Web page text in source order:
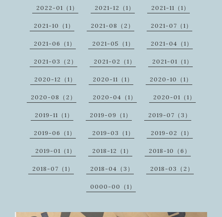
2022-01（1） 2021-12（1） 2021-11（1）
2021-10（1） 2021-08（2） 2021-07（1）
2021-06（1） 2021-05（1） 2021-04（1）
2021-03（2） 2021-02（1） 2021-01（1）
2020-12（1） 2020-11（1） 2020-10（1）
2020-08（2） 2020-04（1） 2020-01（1）
2019-11（1） 2019-09（1） 2019-07（3）
2019-06（1） 2019-03（1） 2019-02（1）
2019-01（1） 2018-12（1） 2018-10（6）
2018-07（1） 2018-04（3） 2018-03（2）
0000-00（1）